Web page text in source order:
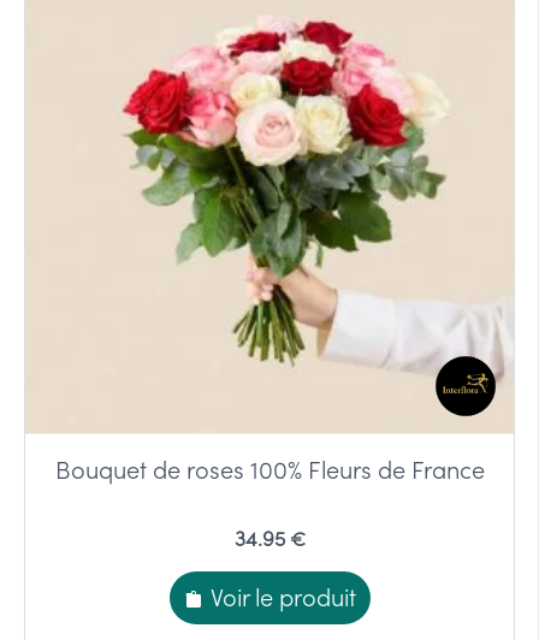
Bouquet de roses 100% Fleurs de France
34.95 €
Voir le produit